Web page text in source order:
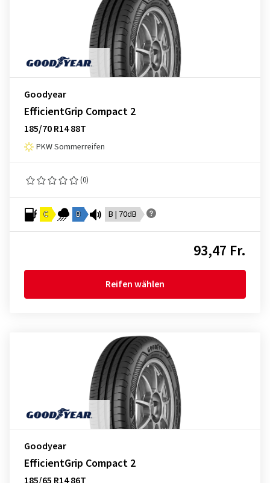
Goodyear
EfficientGrip Compact 2
185/70 R14 88T
PKW Sommerreifen
(0)
C B B | 70dB
93,47 Fr.
Reifen wählen
Goodyear
EfficientGrip Compact 2